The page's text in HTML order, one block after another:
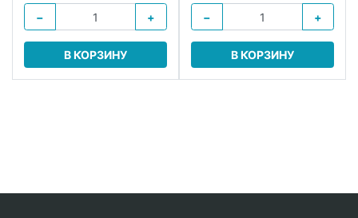
−
+
В КОРЗИНУ
−
+
В КОРЗИНУ